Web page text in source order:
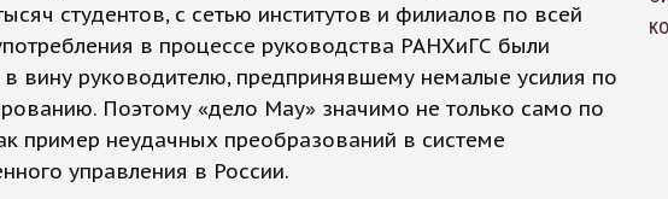
студентов, с сетью институтов и филиалов по всей
в процессе руководства РАНХиГС были
в вину руководителю, предпринявшему немалые усилия по
Поэтому «дело Мау» значимо не только само по
пример неудачных преобразований в системе
управления в России.